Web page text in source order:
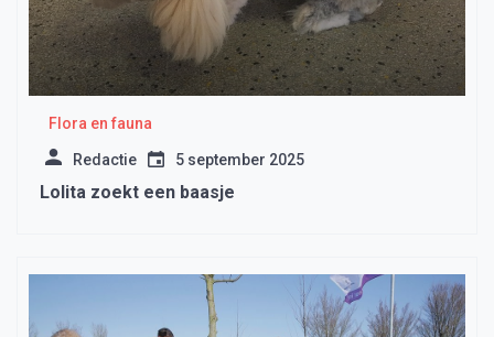
Flora en fauna
Redactie 5 september 2025
Lolita zoekt een baasje